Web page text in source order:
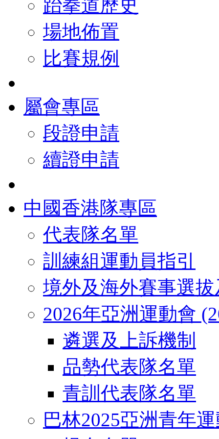
跆拳道歷史
場地佈置
比賽規例
屬會專區
段證申請
續證申請
中國香港隊專區
代表隊名單
訓練組運動員指引
境外及海外賽事選
2026年亞洲運動會
遴選及上訴機制
品勢代表隊名單
青訓代表隊名單
巴林2025亞洲青年